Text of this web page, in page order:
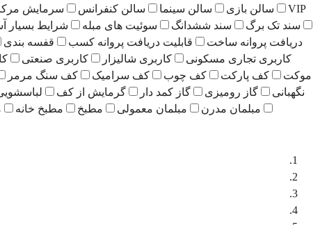
VIP
سالن بازی سالن سینما سالن کنفرانس سرمایش
سند تک برگ
سند ششدانگ سوئیت های مبله شرایط بسیار
دریافت پروانه ساخت
قابلیت دریافت پروانه کسب قفسه بندی
کاربری تجاری مسکونی
کاربری شالیزار کاربری صنعتی
موکت
کف پارکت کف چوب کف سرامیک کف سنگ مرمر
نگهبانی
گاز رومیزی گاز کمد دار گرمایش از کف
مبلمان مدرن
مبلمان معمولی مطبخ مطبخ خانه